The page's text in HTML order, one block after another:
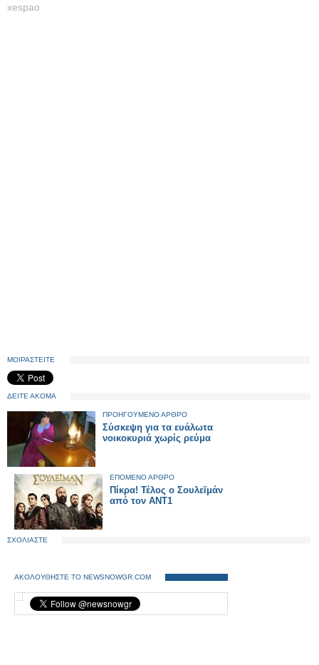
xespao
ΜΟΙΡΑΣΤΕΙΤΕ
ΔΕΙΤΕ ΑΚΟΜΑ
ΠΡΟΗΓΟΥΜΕΝΟ ΑΡΘΡΟ
Σύσκεψη για τα ευάλωτα
νοικοκυριά χωρίς ρεύμα
ΕΠΟΜΕΝΟ ΑΡΘΡΟ
Πίκρα! Τέλος ο Σουλεϊμάν
από τον ΑΝΤ1
ΣΧΟΛΙΑΣΤΕ
ΑΚΟΛΟΥΘΗΣΤΕ ΤΟ NEWSNOWGR.COM